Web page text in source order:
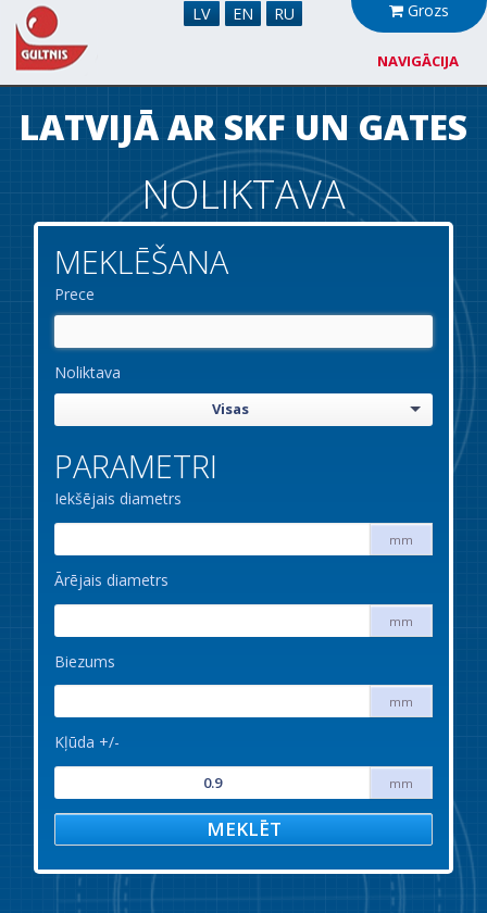
Grozs
LV EN RU
NAVIGĀCIJA
Par mums
Noliktava
Kontakti
LATVIJĀ AR SKF UN GATES
NOLIKTAVA
MEKLĒŠANA
Prece
Noliktava
Visas
PARAMETRI
Iekšējais diametrs
mm
Ārējais diametrs
mm
Biezums
mm
Kļūda +/-
mm
MEKLĒT